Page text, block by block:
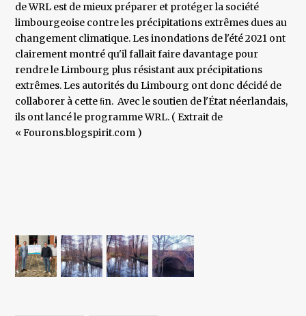
de WRL est de mieux préparer et protéger la société
limbourgeoise contre les précipitations extrêmes dues au
changement climatique. Les inondations de l'été 2021 ont
clairement montré qu'il fallait faire davantage pour
rendre le Limbourg plus résistant aux précipitations
extrêmes. Les autorités du Limbourg ont donc décidé de
collaborer à cette ﬁn. Avec le soutien de l'État néerlandais,
ils ont lancé le programme WRL. ( Extrait de
« Fourons.blogspirit.com )